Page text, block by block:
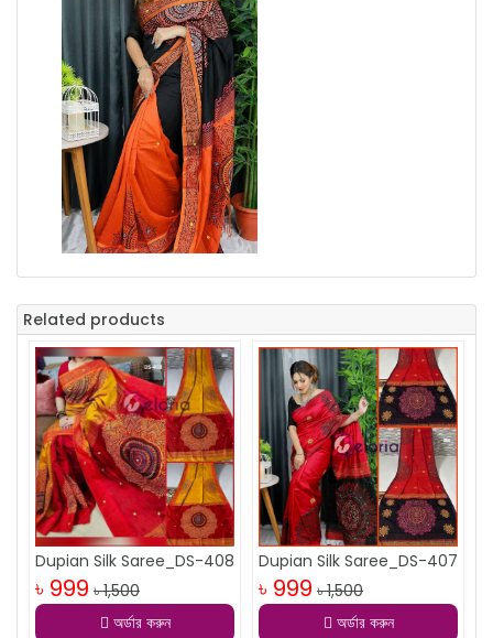
Related products
Dupian Silk Saree_DS-408
৳ 999 ৳ 1,500
অর্ডার করুন
Dupian Silk Saree_DS-407
৳ 999 ৳ 1,500
অর্ডার করুন